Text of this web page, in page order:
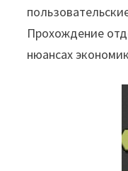
Прохождение
нюансах